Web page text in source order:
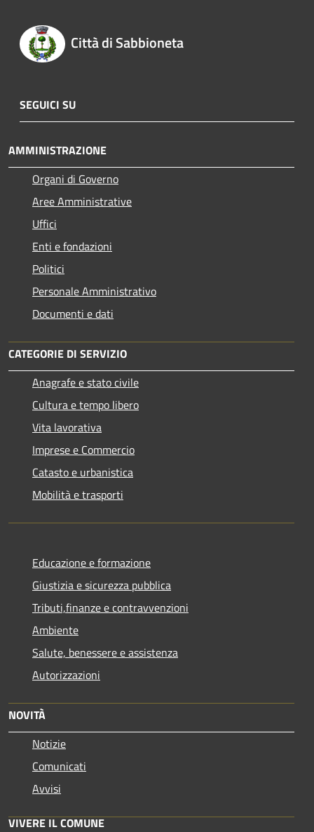
Città di Sabbioneta
SEGUICI SU
AMMINISTRAZIONE
Organi di Governo
Aree Amministrative
Uffici
Enti e fondazioni
Politici
Personale Amministrativo
Documenti e dati
CATEGORIE DI SERVIZIO
Anagrafe e stato civile
Cultura e tempo libero
Vita lavorativa
Imprese e Commercio
Catasto e urbanistica
Mobilità e trasporti
Educazione e formazione
Giustizia e sicurezza pubblica
Tributi,finanze e contravvenzioni
Ambiente
Salute, benessere e assistenza
Autorizzazioni
NOVITÀ
Notizie
Comunicati
Avvisi
VIVERE IL COMUNE